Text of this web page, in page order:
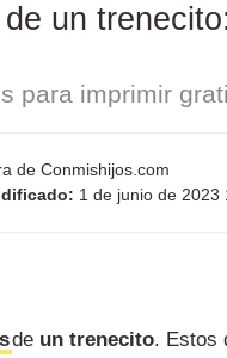
un
para imprimir
de Conmishijos.com
1 de junio de 2023
de un trenecito. Estos